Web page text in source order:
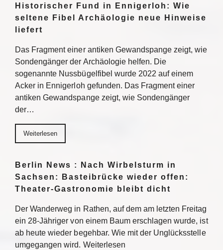
Historischer Fund in Ennigerloh: Wie
seltene Fibel Archäologie neue Hinweise
liefert
Das Fragment einer antiken Gewandspange zeigt, wie
Sondengänger der Archäologie helfen. Die
sogenannte Nussbügelfibel wurde 2022 auf einem
Acker in Ennigerloh gefunden. Das Fragment einer
antiken Gewandspange zeigt, wie Sondengänger
der…
Weiterlesen
Berlin News : Nach Wirbelsturm in
Sachsen: Basteibrücke wieder offen:
Theater-Gastronomie bleibt dicht
Der Wanderweg in Rathen, auf dem am letzten Freitag
ein 28-Jähriger von einem Baum erschlagen wurde, ist
ab heute wieder begehbar. Wie mit der Unglücksstelle
umgegangen wird. Weiterlesen